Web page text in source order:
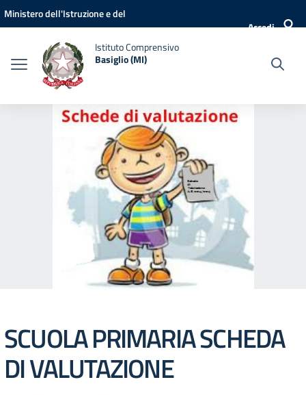
Vai ai contenuti
Vai al menu di navigazione
Vai al footer
Ministero dell'Istruzione e del
Accedi
Istituto Comprensivo
Basiglio (MI)
SCUOLA PRIMARIA SCHEDA
DI VALUTAZIONE